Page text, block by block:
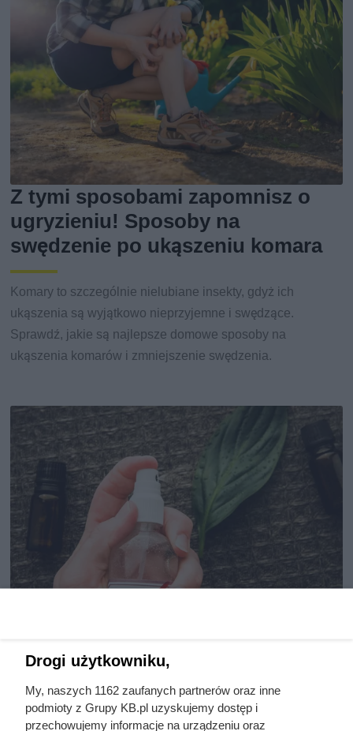
Z tymi sposobami zapomnisz o
ugryzieniu! Sposoby na
swędzenie po ukąszeniu komara
Komary to szczególnie nielubiane insekty, gdyż ich
ukąszenia są wyjątkowo nieprzyjemne i swędzące.
Sprawdź, jakie są najlepsze domowe sposoby na
ukąszenia komarów i zmniejszenie swędzenia.
odstraszenie komarów - sprawdź,
Drogi użytkowniku,
My, naszych 1162 zaufanych partnerów oraz inne
podmioty z Grupy KB.pl uzyskujemy dostęp i
przechowujemy informacje na urządzeniu oraz